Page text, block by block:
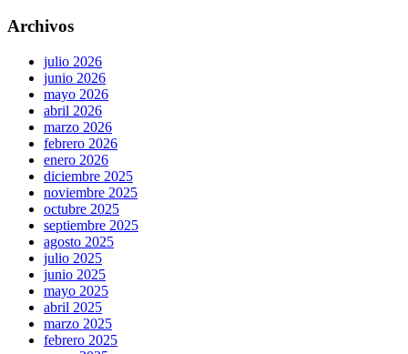
Archivos
julio 2026
junio 2026
mayo 2026
abril 2026
marzo 2026
febrero 2026
enero 2026
diciembre 2025
noviembre 2025
octubre 2025
septiembre 2025
agosto 2025
julio 2025
junio 2025
mayo 2025
abril 2025
marzo 2025
febrero 2025